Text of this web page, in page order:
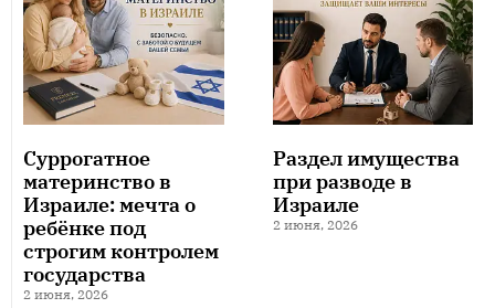
Суррогатное
материнство в
Израиле: мечта о
ребёнке под
строгим контролем
государства
2 июня, 2026
Раздел имущества
при разводе в
Израиле
2 июня, 2026